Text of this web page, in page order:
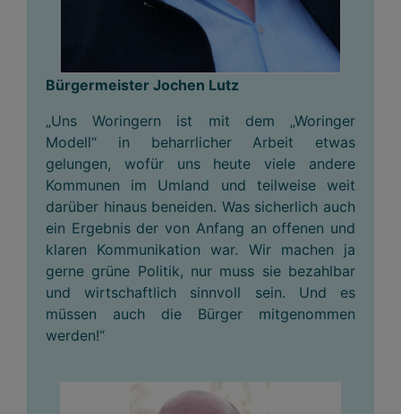
Bürgermeister Jochen Lutz
„Uns Woringern ist mit dem „Woringer
Modell“ in beharrlicher Arbeit etwas
gelungen, wofür uns heute viele andere
Kommunen im Umland und teilweise weit
darüber hinaus beneiden. Was sicherlich auch
ein Ergebnis der von Anfang an offenen und
klaren Kommunikation war. Wir machen ja
gerne grüne Politik, nur muss sie bezahlbar
und wirtschaftlich sinnvoll sein. Und es
müssen auch die Bürger mitgenommen
werden!“